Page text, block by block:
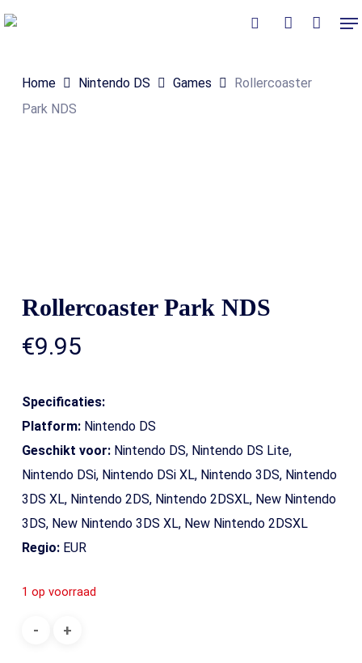
Skip
content
Home Nintendo DS Games
Rollercoaster
Park NDS
Rollercoaster Park NDS
€9.95
Specificaties:
Platform:Nintendo DS
Geschikt voor:Nintendo DS, Nintendo DS Lite,
Nintendo DSi, Nintendo DSi XL, Nintendo 3DS, Nintendo
3DS XL, Nintendo 2DS, Nintendo 2DSXL, New Nintendo
3DS, New Nintendo 3DS XL, New Nintendo 2DSXL
Regio:EUR
1 op voorraad